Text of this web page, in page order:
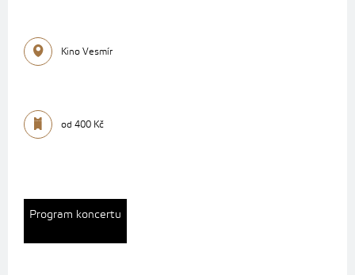
Kino Vesmír
od 400 Kč
Program koncertu